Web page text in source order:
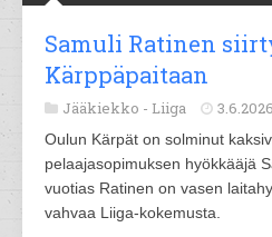
Samuli Ratinen
Kärppäpaitaan
Jääkiekko - Liiga 3.6.2026
Oulun Kärpät on solminut
pelaajasopimuksen hyökkääjä
vuotias Ratinen on vasen
vahvaa Liiga-kokemusta.